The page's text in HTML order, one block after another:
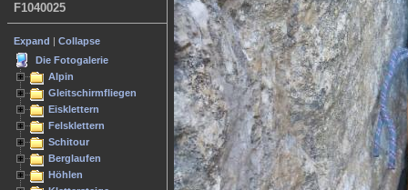
F1040025
Expand
Collapse
Die Fotogalerie
Alpin
Gleitschirmfliegen
Eisklettern
Felsklettern
Schitour
Berglaufen
Höhlen